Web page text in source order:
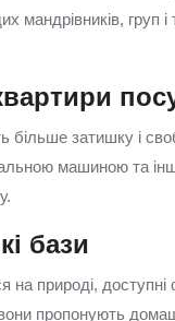
мандрівників, груп
затишку і
машиною та
бази
на природі,
пропонують